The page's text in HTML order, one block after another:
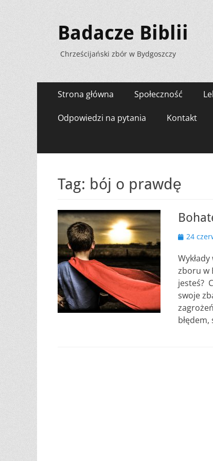
Badacze Biblii
Chrześcijański zbór w Bydgoszczy
Menu
zawartości
Strona główna Społeczność
Odpowiedzi na pytania Kontakt
Tag: bój o prawdę
24
zboru w
jesteś?
swoje